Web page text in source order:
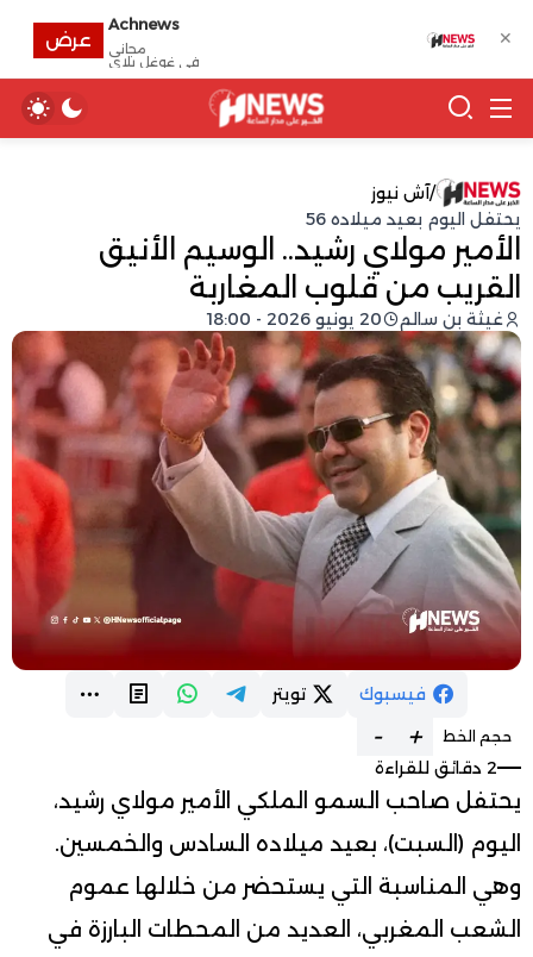
/آش نيوز
يحتفل اليوم بعيد ميلاده 56
الأمير مولاي رشيد.. الوسيم الأنيق
القريب من قلوب المغاربة
غيثة بن سالم 20 يونيو 2026 - 18:00
فيسبوك تويتر
حجم الخط +
-
2 دقائق للقراءة
يحتفل صاحب السمو الملكي الأمير مولاي رشيد،
اليوم (السبت)، بعيد ميلاده السادس والخمسين.
وهي المناسبة التي يستحضر من خلالها عموم
الشعب المغربي، العديد من المحطات البارزة في
✕
Achnews
مجانى
في غوغل بلاي
عرض